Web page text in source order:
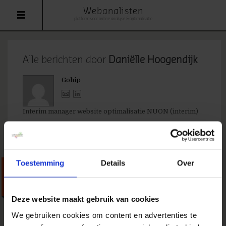
Toestemming Details Over
Deze website maakt gebruik van cookies
We gebruiken cookies om content en advertenties te
Webanalisten
Alle berichten door Daniëlle Hoogendijk
Gohip
Interim manager website optimalisatie NUON (interim)
Unplug het internetkanaal?
dit blog... Allereerst vond ik het leuk om al het